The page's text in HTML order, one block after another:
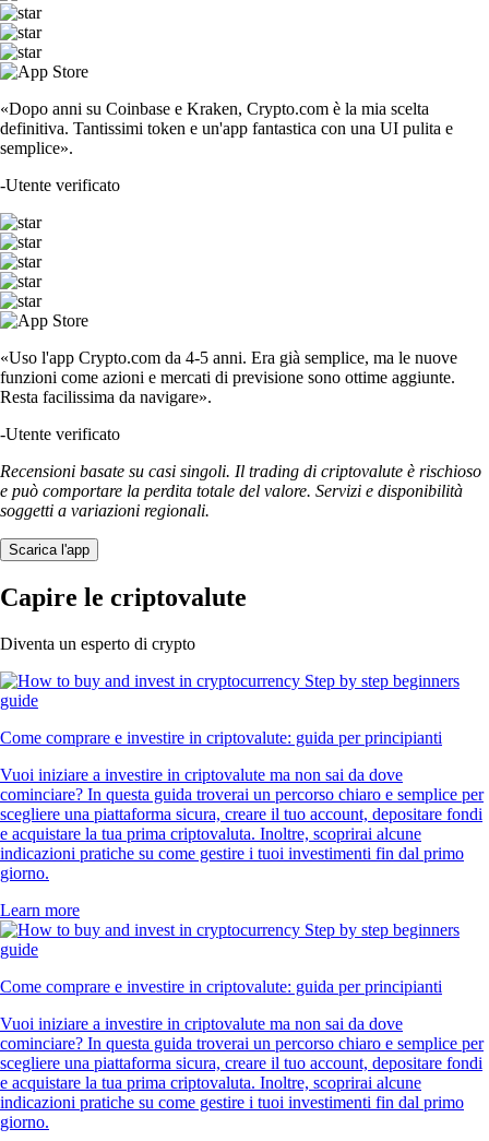
«Dopo anni su Coinbase e Kraken, Crypto.com è la mia scelta
definitiva. Tantissimi token e un'app fantastica con una UI pulita e
semplice».
-Utente verificato
«Uso l'app Crypto.com da 4-5 anni. Era già semplice, ma le nuove
funzioni come azioni e mercati di previsione sono ottime aggiunte.
Resta facilissima da navigare».
-Utente verificato
Recensioni basate su casi singoli. Il trading di criptovalute è rischioso
e può comportare la perdita totale del valore. Servizi e disponibilità
soggetti a variazioni regionali.
Scarica l'app
Capire le criptovalute
Diventa un esperto di crypto
Come comprare e investire in criptovalute: guida per principianti
Vuoi iniziare a investire in criptovalute ma non sai da dove
cominciare? In questa guida troverai un percorso chiaro e semplice per
scegliere una piattaforma sicura, creare il tuo account, depositare fondi
e acquistare la tua prima criptovaluta. Inoltre, scoprirai alcune
indicazioni pratiche su come gestire i tuoi investimenti fin dal primo
giorno.
Learn more
Come comprare e investire in criptovalute: guida per principianti
Vuoi iniziare a investire in criptovalute ma non sai da dove
cominciare? In questa guida troverai un percorso chiaro e semplice per
scegliere una piattaforma sicura, creare il tuo account, depositare fondi
e acquistare la tua prima criptovaluta. Inoltre, scoprirai alcune
indicazioni pratiche su come gestire i tuoi investimenti fin dal primo
giorno.